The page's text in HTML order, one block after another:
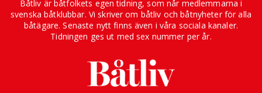
Båtliv är båtfolkets egen tidning, som når medlemmarna i
svenska båtklubbar. Vi skriver om båtliv och båtnyheter för alla
båtägare. Senaste nytt finns även i våra sociala kanaler.
Tidningen ges ut med sex nummer per år.